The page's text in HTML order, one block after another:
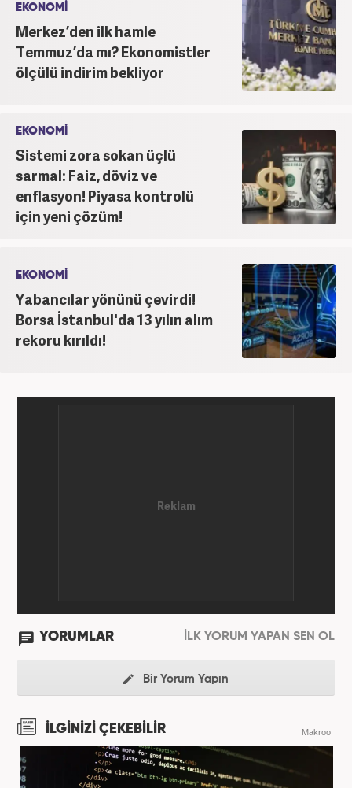
EKONOMİ
Merkez’den ilk hamle
Temmuz’da mı? Ekonomistler
ölçülü indirim bekliyor
EKONOMİ
Sistemi zora sokan üçlü
sarmal: Faiz, döviz ve
enflasyon! Piyasa kontrolü
için yeni çözüm!
EKONOMİ
Yabancılar yönünü çevirdi!
Borsa İstanbul'da 13 yılın alım
rekoru kırıldı!
YORUMLAR İLK YORUM YAPAN SEN OL
Bir Yorum Yapın
İLGİNİZİ ÇEKEBİLİR Makroo